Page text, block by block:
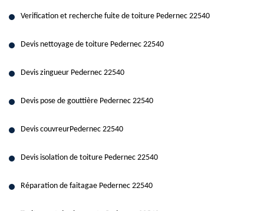
Verification et recherche fuite de toiture Pedernec 22540
Devis nettoyage de toiture Pedernec 22540
Devis zingueur Pedernec 22540
Devis pose de gouttière Pedernec 22540
Devis couvreurPedernec 22540
Devis isolation de toiture Pedernec 22540
Réparation de faitagae Pedernec 22540